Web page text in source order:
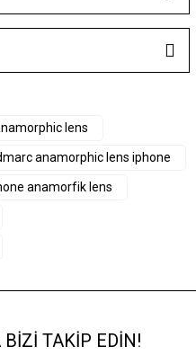
lens
anamorphic lens iphone
anamorfik lens
BİZİ TAKİP EDİN!